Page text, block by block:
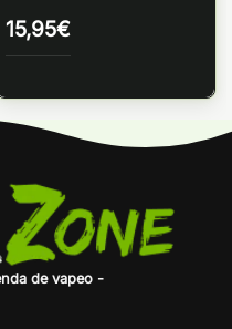
15,95€
de vapeo -